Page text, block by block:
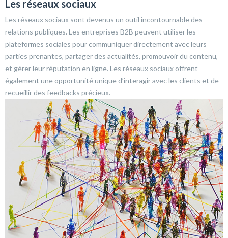
Les réseaux sociaux
Les réseaux sociaux sont devenus un outil incontournable des
relations publiques. Les entreprises B2B peuvent utiliser les
plateformes sociales pour communiquer directement avec leurs
parties prenantes, partager des actualités, promouvoir du contenu,
et gérer leur réputation en ligne. Les réseaux sociaux offrent
également une opportunité unique d’interagir avec les clients et de
recueillir des feedbacks précieux.